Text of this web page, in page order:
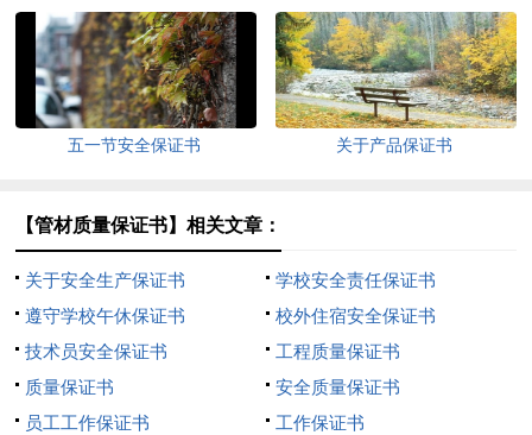
五一节安全保证书 关于产品保证书
【管材质量保证书】相关文章：
关于安全生产保证书
学校安全责任保证书
遵守学校午休保证书
校外住宿安全保证书
技术员安全保证书
工程质量保证书
质量保证书
安全质量保证书
员工工作保证书
工作保证书